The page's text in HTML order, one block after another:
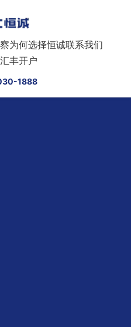
为何选择恒诚联系我们
汇丰开户
1888